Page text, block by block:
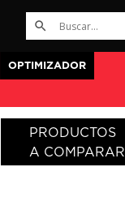
OPTIMIZADOR
PRODUCTOS
A COMPARAR